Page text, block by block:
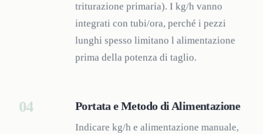
triturazione primaria). I kg/h vanno
integrati con tubi/ora, perché i pezzi
lunghi spesso limitano l alimentazione
prima della potenza di taglio.
04 Portata e Metodo di Alimentazione
Indicare kg/h e alimentazione manuale,